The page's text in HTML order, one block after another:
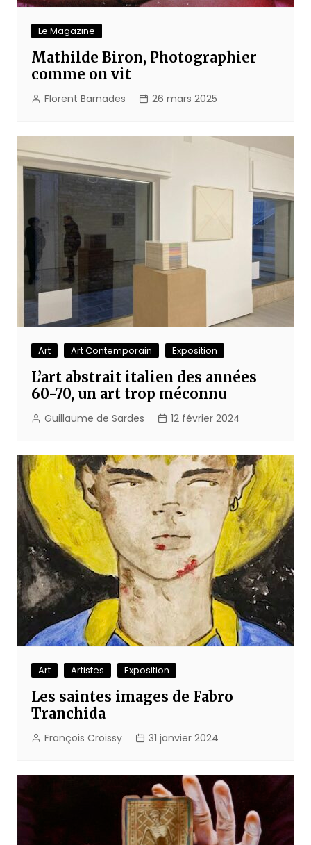
Le Magazine
Mathilde Biron, Photographier
comme on vit
Florent Barnades 26 mars 2025
Art Art Contemporain Exposition
L’art abstrait italien des années
60-70, un art trop méconnu
Guillaume de Sardes 12 février 2024
Art Artistes Exposition
Les saintes images de Fabro
Tranchida
François Croissy 31 janvier 2024